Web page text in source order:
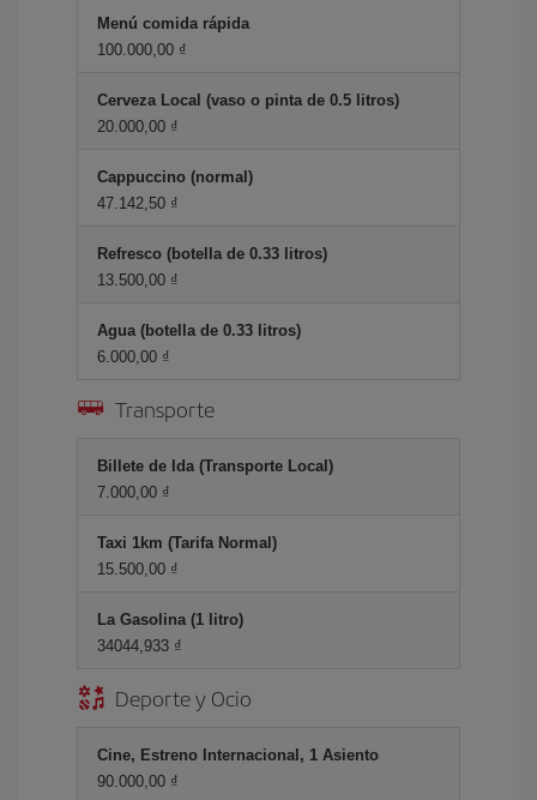
Menú comida rápida
100.000,00 ₫
Cerveza Local (vaso o pinta de 0.5 litros)
20.000,00 ₫
Cappuccino (normal)
47.142,50 ₫
Refresco (botella de 0.33 litros)
13.500,00 ₫
Agua (botella de 0.33 litros)
6.000,00 ₫
Transporte
Billete de Ida (Transporte Local)
7.000,00 ₫
Taxi 1km (Tarifa Normal)
15.500,00 ₫
La Gasolina (1 litro)
34044,933 ₫
Deporte y Ocio
Cine, Estreno Internacional, 1 Asiento
90.000,00 ₫